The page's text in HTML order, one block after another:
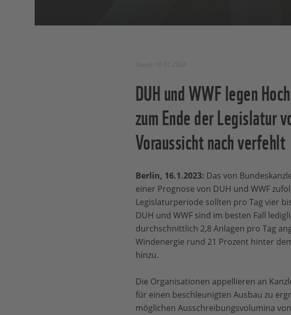
DUH und WWF legen
zum Ende der Legislatur
Voraussicht nach verfehlt
Berlin, 16.1.2023: Das von
einer Prognose von DUH und WWF
Legislaturperiode sollten pro Tag vier
DUH und WWF sind im besten Fall
durchschnittlich 2,8 Anlagen pro Tag
Windenergie rund 21 Prozent hinter
hinzu.
Die Organisationen appellieren an
für einen beschleunigten Ausbau zu
möglichen Ausschreibungsvolumina